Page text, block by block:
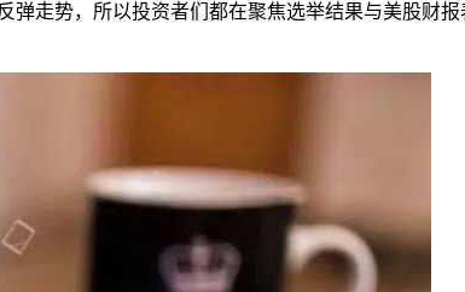
走势，所以投资者们都在聚焦选举结果与美股财